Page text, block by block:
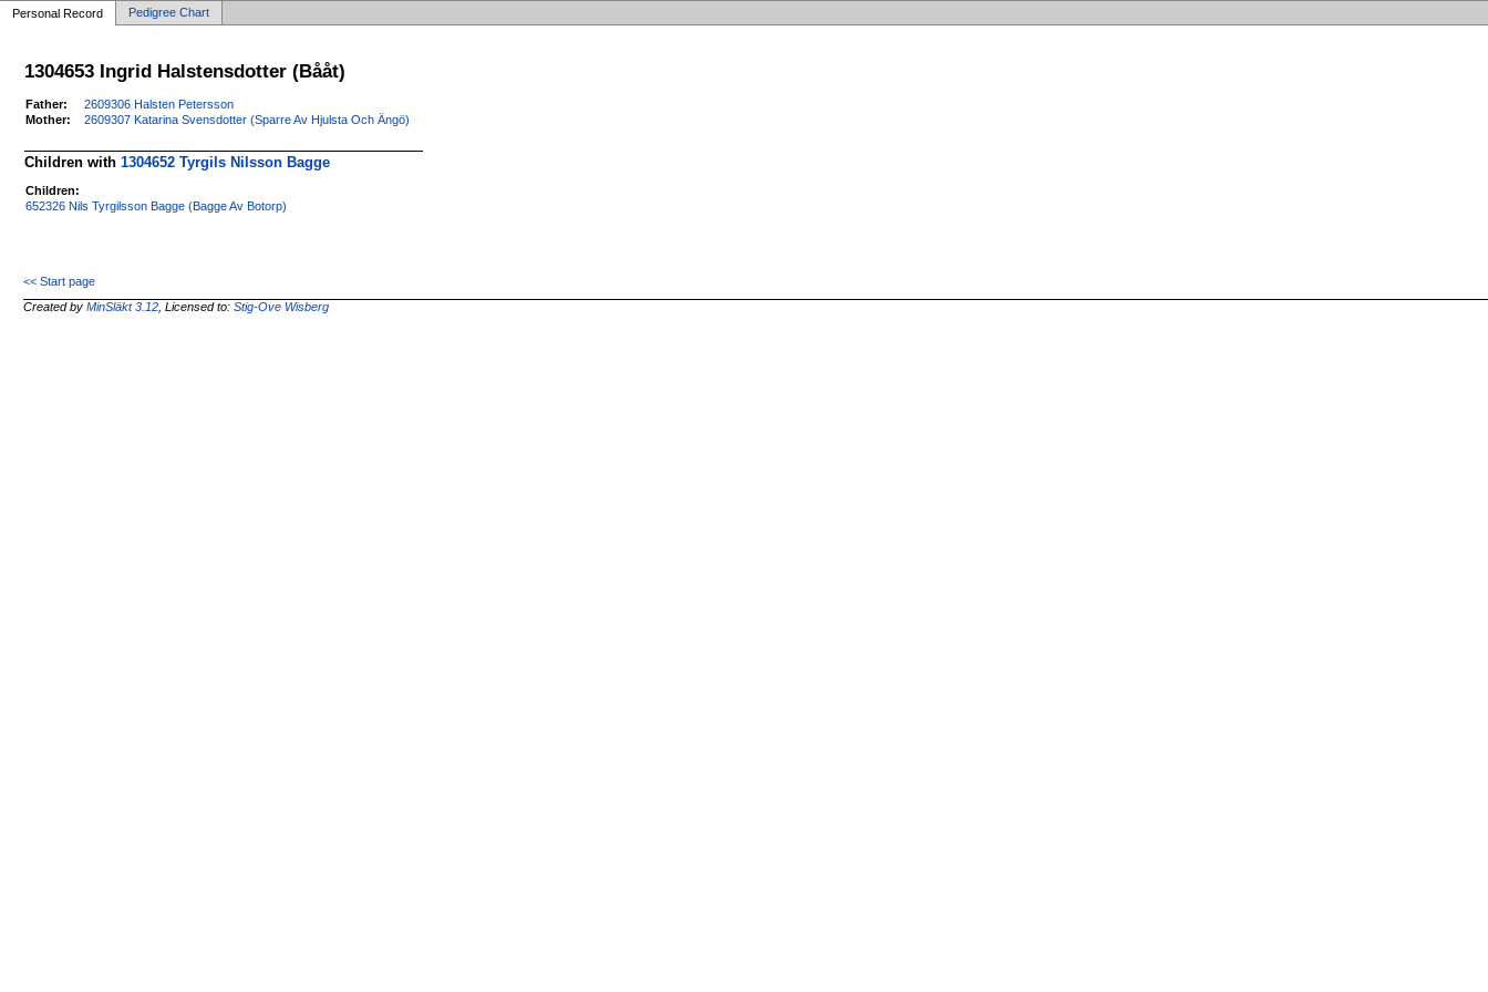
Personal Record Pedigree Chart
1304653 Ingrid Halstensdotter (Bååt)
Father:
2609306 Halsten Petersson
Mother:
2609307 Katarina Svensdotter (Sparre Av Hjulsta Och Ängö)
Children with1304652 Tyrgils Nilsson Bagge
Children:
652326 Nils Tyrgilsson Bagge (Bagge Av Botorp)
<< Start page
Created byMinSläkt 3.12 , Licensed to:Stig-Ove Wisberg